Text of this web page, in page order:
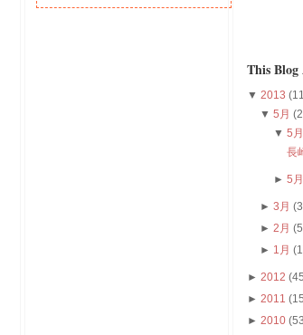
This
▼ 2013
▼5月
▼ 5
長
► 5
►3月
►2月
► 1月
► 2012
► 2011
► 2010